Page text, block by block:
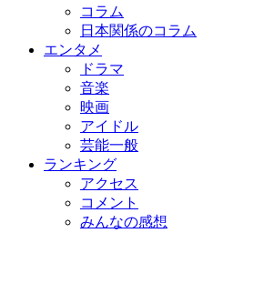
コラム
日本関係のコラム
エンタメ
ドラマ
音楽
映画
アイドル
芸能一般
ランキング
アクセス
コメント
みんなの感想